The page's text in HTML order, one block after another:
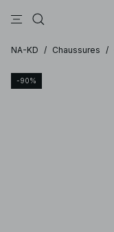
NA-KD / Chaussures /
-90%